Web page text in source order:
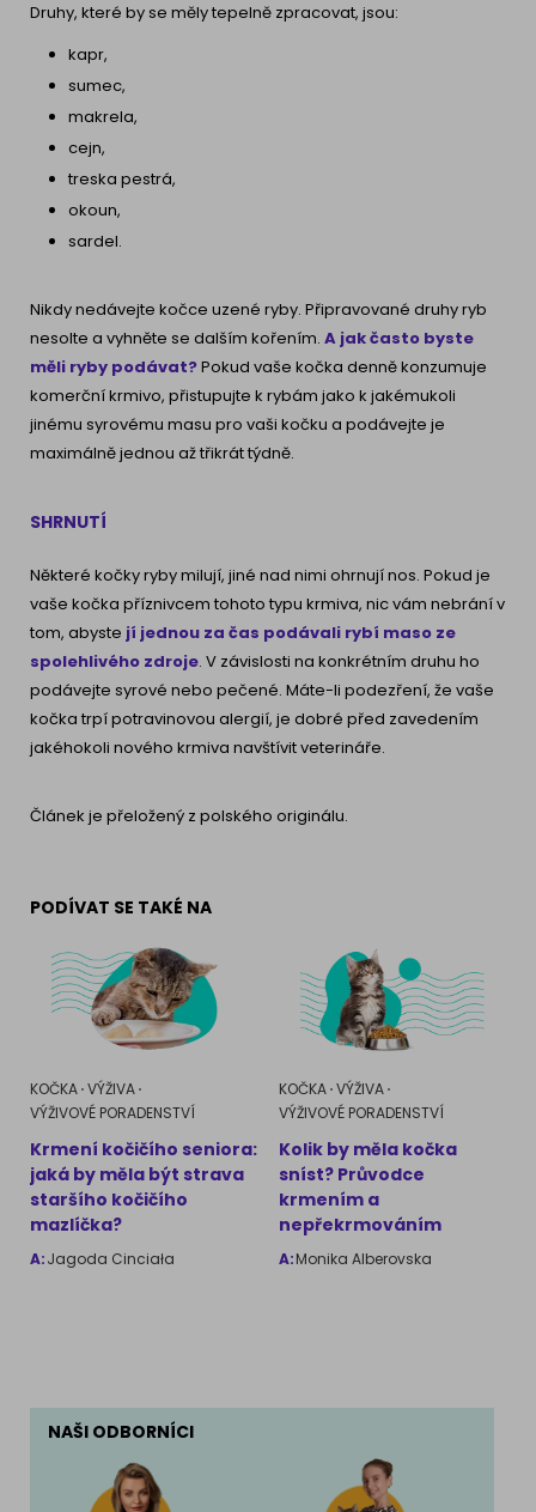
Druhy, které by se měly tepelně zpracovat, jsou:
kapr,
sumec,
makrela,
cejn,
treska pestrá,
okoun,
sardel.
Nikdy nedávejte kočce uzené ryby. Připravované druhy ryb
nesolte a vyhněte se dalším kořením. A jak často byste
měli ryby podávat?Pokud vaše kočka denně konzumuje
komerční krmivo, přistupujte k rybám jako k jakémukoli
jinému syrovému masu pro vaši kočku a podávejte je
maximálně jednou až třikrát týdně.
SHRNUTÍ
Některé kočky ryby milují, jiné nad nimi ohrnují nos. Pokud je
vaše kočka příznivcem tohoto typu krmiva, nic vám nebrání v
tom, abyste jí jednou za čas podávali rybí maso ze
spolehlivého zdroje. V závislosti na konkrétním druhu ho
podávejte syrové nebo pečené. Máte-li podezření, že vaše
kočka trpí potravinovou alergií, je dobré před zavedením
jakéhokoli nového krmiva navštívit veterináře.
Článek je přeložený z polského originálu.
PODÍVAT SE TAKÉ NA
KOČKA VÝŽIVA
VÝŽIVOVÉ PORADENSTVÍ
Krmení kočičího seniora:
jaká by měla být strava
staršího kočičího
mazlíčka?
A:Jagoda Cinciała
KOČKA VÝŽIVA
VÝŽIVOVÉ PORADENSTVÍ
Kolik by měla kočka
sníst? Průvodce
krmením a
nepřekrmováním
A:Monika Alberovska
NAŠI ODBORNÍCI